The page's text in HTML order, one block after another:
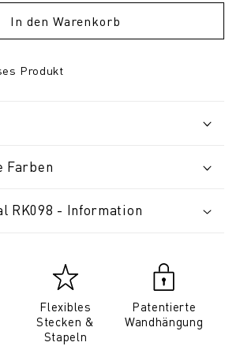
In den Warenkorb
Produkt
Farben
RK098 - Information
Flexibles
Stecken &
Stapeln
Patentierte
Wandhängung